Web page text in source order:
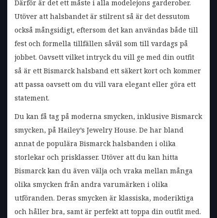
Därför är det ett måste i alla modelejons garderober.
Utöver att halsbandet är stilrent så är det dessutom
också mångsidigt, eftersom det kan användas både till
fest och formella tillfällen såväl som till vardags på
jobbet. Oavsett vilket intryck du vill ge med din outfit
så är ett Bismarck halsband ett säkert kort och kommer
att passa oavsett om du vill vara elegant eller göra ett
statement.
Du kan få tag på moderna smycken, inklusive Bismarck
smycken, på Hailey’s Jewelry House. De har bland
annat de populära Bismarck halsbanden i olika
storlekar och prisklasser. Utöver att du kan hitta
Bismarck kan du även välja och vraka mellan många
olika smycken från andra varumärken i olika
utföranden. Deras smycken är klassiska, moderiktiga
och håller bra, samt är perfekt att toppa din outfit med.